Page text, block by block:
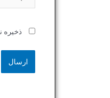
ذخیره